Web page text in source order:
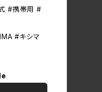
#携帯用 #
#キシマ